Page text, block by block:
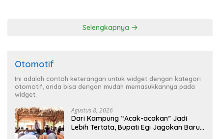
Selengkapnya
Otomotif
Ini adalah contoh keterangan untuk widget dengan kategori
otomotif, anda bisa dengan mudah memasukkannya pada
widget.
Agustus 8, 2026
Dari Kampung “Acak-acakan” Jadi
Lebih Tertata, Bupati Egi Jagokan Baru